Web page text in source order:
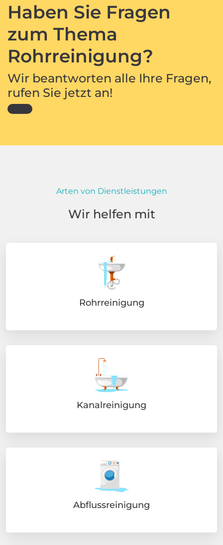
Haben Sie Fragen
zum Thema
Rohrreinigung?
Wir beantworten alle Ihre Fragen,
rufen Sie jetzt an!
Arten von Dienstleistungen
Wir helfen mit
Rohrreinigung
Kanalreinigung
Abflussreinigung